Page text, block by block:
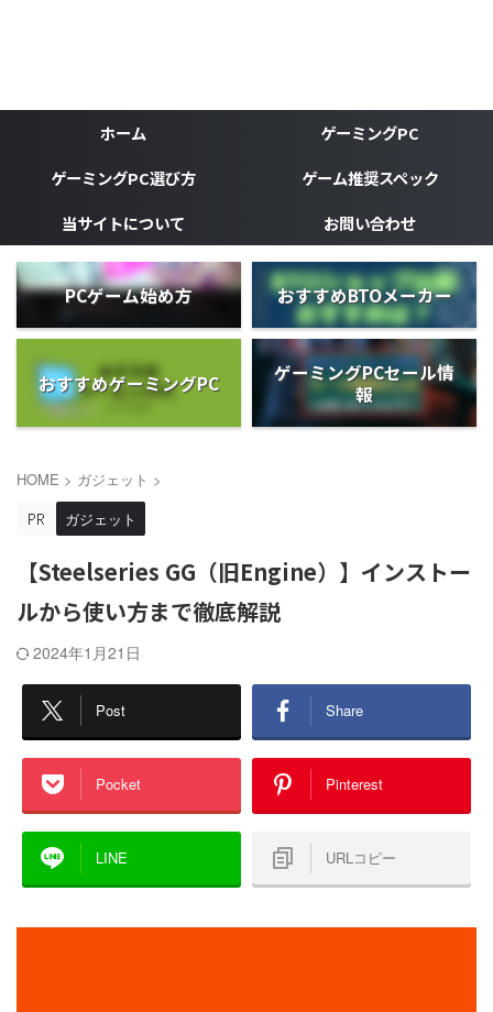
ホーム
ゲーミングPC
ゲーミングPC選び方
ゲーム推奨スペック
当サイトについて
お問い合わせ
PCゲーム始め方 おすすめBTOメーカー
おすすめゲーミングPC
ゲーミングPCセール情
報
HOME > ガジェット >
ガジェット
【Steelseries GG（旧Engine）】インストー
ルから使い方まで徹底解説
2024年1月21日
Post Share
Pocket Pinterest
LINE URLコピー